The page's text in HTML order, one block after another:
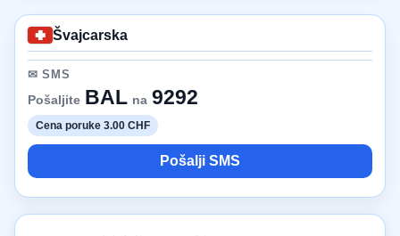
Švajcarska
✉ SMS
Pošaljite BAL na 9292
Cena poruke 3.00 CHF
Pošalji SMS